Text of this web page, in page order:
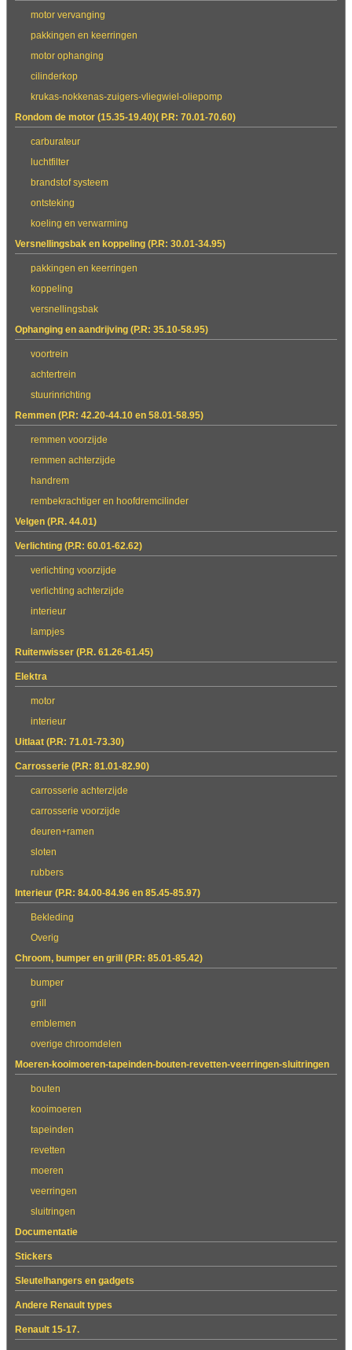
motor vervanging
pakkingen en keerringen
motor ophanging
cilinderkop
krukas-nokkenas-zuigers-vliegwiel-oliepomp
Rondom de motor (15.35-19.40)( P.R: 70.01-70.60)
carburateur
luchtfilter
brandstof systeem
ontsteking
koeling en verwarming
Versnellingsbak en koppeling (P.R: 30.01-34.95)
pakkingen en keerringen
koppeling
versnellingsbak
Ophanging en aandrijving (P.R: 35.10-58.95)
voortrein
achtertrein
stuurinrichting
Remmen (P.R: 42.20-44.10 en 58.01-58.95)
remmen voorzijde
remmen achterzijde
handrem
rembekrachtiger en hoofdremcilinder
Velgen (P.R. 44.01)
Verlichting (P.R: 60.01-62.62)
verlichting voorzijde
verlichting achterzijde
interieur
lampjes
Ruitenwisser (P.R. 61.26-61.45)
Elektra
motor
interieur
Uitlaat (P.R: 71.01-73.30)
Carrosserie (P.R: 81.01-82.90)
carrosserie achterzijde
carrosserie voorzijde
deuren+ramen
sloten
rubbers
Interieur (P.R: 84.00-84.96 en 85.45-85.97)
Bekleding
Overig
Chroom, bumper en grill (P.R: 85.01-85.42)
bumper
grill
emblemen
overige chroomdelen
Moeren-kooimoeren-tapeinden-bouten-revetten-veerringen-sluitringen
bouten
kooimoeren
tapeinden
revetten
moeren
veerringen
sluitringen
Documentatie
Stickers
Sleutelhangers en gadgets
Andere Renault types
Renault 15-17.